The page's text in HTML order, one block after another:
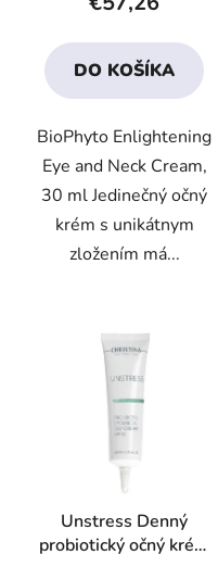
je
3,8
z
hviezdičiek.
DO KOŠÍKA
BioPhyto Enlightening
Eye and Neck Cream,
30 ml Jedinečný očný
krém s unikátnym
zložením má...
Unstress Denný
probiotický očný krém